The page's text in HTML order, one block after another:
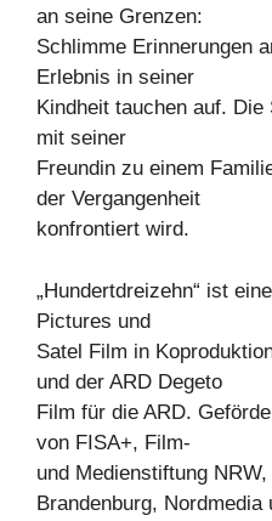
an seine Grenzen:
Schlimme Erinnerungen
Erlebnis in seiner
Kindheit tauchen auf.
mit seiner
Freundin zu einem
der Vergangenheit
konfrontiert wird.
„Hundertdreizehn“ ist
Pictures und
Satel Film in
und der ARD Degeto
Film für die ARD.
von FISA+, Film-
und Medienstiftung
Brandenburg, Nordmedia